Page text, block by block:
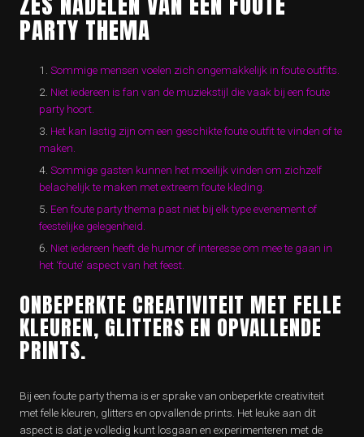
PARTY THEMA
Sommige mensen voelen zich ongemakkelijk in foute outfits.
Niet iedereen is fan van de muziekstijl die vaak bij een foute
party hoort.
Het kan lastig zijn om een geschikte foute outfit te vinden of te
maken.
Sommige gasten kunnen het moeilijk vinden om zichzelf
belachelijk te maken met extreem foute kleding.
Een foute party thema past niet bij elk type evenement of
feestelijke gelegenheid.
Niet iedereen heeft de humor of interesse om mee te gaan in
het ‘foute’ aspect van het feest.
ONBEPERKTE CREATIVITEIT MET FELLE
KLEUREN, GLITTERS EN OPVALLENDE
PRINTS.
Bij een foute party thema is er sprake van onbeperkte creativiteit
met felle kleuren, glitters en opvallende prints. Het leuke aan dit
aspect is dat je volledig kunt losgaan en experimenteren met de